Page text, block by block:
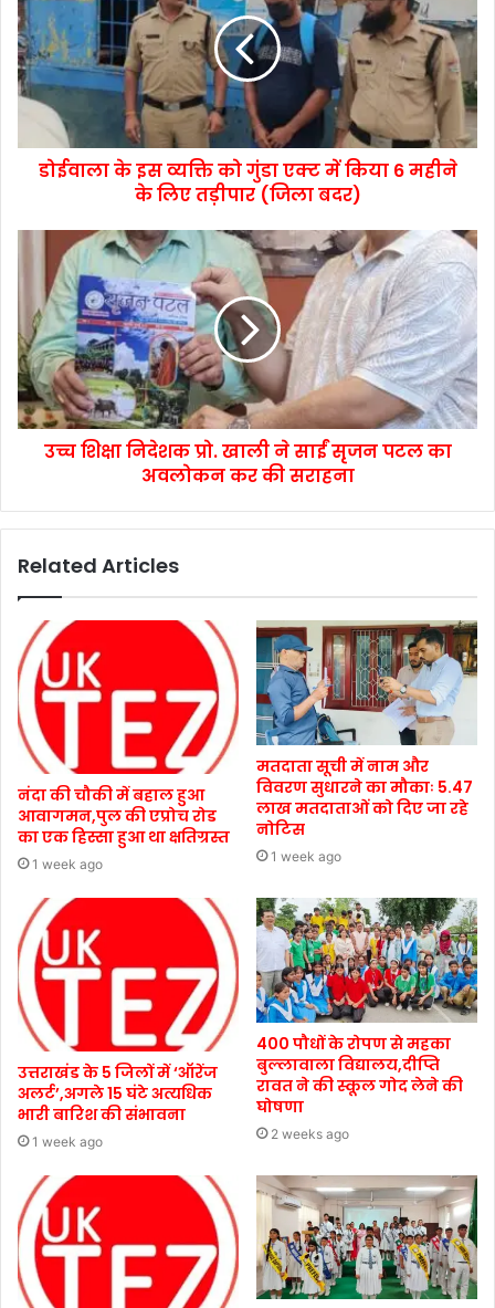
डोईवाला के इस व्यक्ति को गुंडा एक्ट में किया 6 महीने
के लिए तड़ीपार (जिला बदर)
उच्च शिक्षा निदेशक प्रो. खाली ने साईं सृजन पटल का
अवलोकन कर की सराहना
Related Articles
नंदा की चौकी में बहाल हुआ
आवागमन,पुल की एप्रोच रोड
का एक हिस्सा हुआ था क्षतिग्रस्त
1 week ago
मतदाता सूची में नाम और
विवरण सुधारने का मौकाः 5.47
लाख मतदाताओं को दिए जा रहे
नोटिस
1 week ago
उत्तराखंड के 5 जिलों में ‘ऑरेंज
अलर्ट’,अगले 15 घंटे अत्यधिक
भारी बारिश की संभावना
1 week ago
400 पौधों के रोपण से महका
बुल्लावाला विद्यालय,दीप्ति
रावत ने की स्कूल गोद लेने की
घोषणा
2 weeks ago